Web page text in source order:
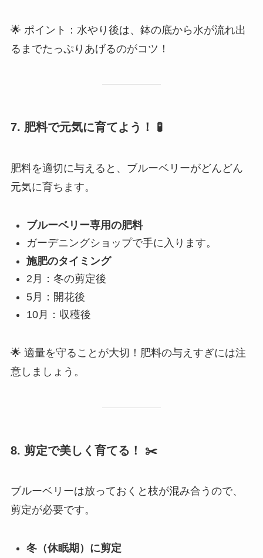
🌟 ポイント：水やり後は、鉢の底から水が流れ出
るまでたっぷりあげるのがコツ！
7. 肥料で元気に育てよう！ 🧪
肥料を適切に与えると、ブルーベリーがどんどん
元気に育ちます。
ブルーベリー専用の肥料
ガーデニングショップで手に入ります。
施肥のタイミング
2月：冬の剪定後
5月：開花後
10月：収穫後
🌟 適量を守ることが大切！肥料の与えすぎには注
意しましょう。
8. 剪定で美しく育てる！ ✂️
ブルーベリーは放っておくと枝が混み合うので、
剪定が必要です。
冬（休眠期）に剪定